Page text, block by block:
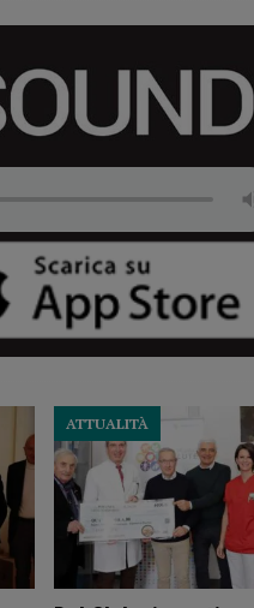
ATTUALITÀ